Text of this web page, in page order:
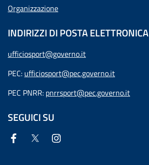
Organizzazione
INDIRIZZI DI POSTA ELETTRONICA
ufficiosport@governo.it
PEC: ufficiosport@pec.governo.it
PEC PNRR: pnrrsport@pec.governo.it
SEGUICI SU